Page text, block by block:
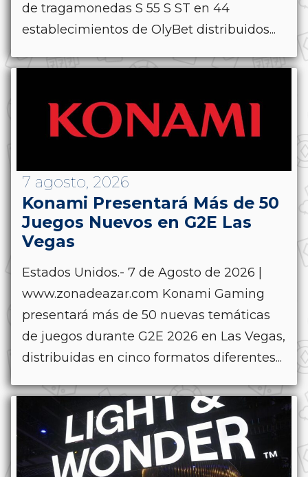
de tragamonedas S 55 S ST en 44
establecimientos de OlyBet distribuidos...
7 agosto, 2026
Konami Presentará Más de 50
Juegos Nuevos en G2E Las
Vegas
Estados Unidos.- 7 de Agosto de 2026 |
www.zonadeazar.com Konami Gaming
presentará más de 50 nuevas temáticas
de juegos durante G2E 2026 en Las Vegas,
distribuidas en cinco formatos diferentes...